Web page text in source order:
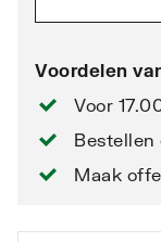
Voordelen
Voor
Bestellen
Maak